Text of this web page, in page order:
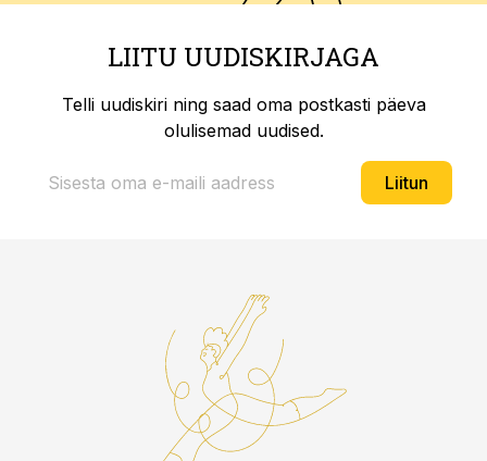
LIITU UUDISKIRJAGA
Telli uudiskiri ning saad oma postkasti päeva
olulisemad uudised.
Liitun